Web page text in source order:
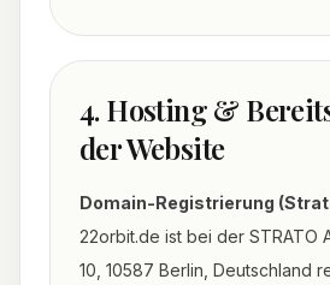
4. Hosting &
der Website
Domain-Registrierung
22orbit.de ist bei der STRATO
10, 10587 Berlin, Deutschland